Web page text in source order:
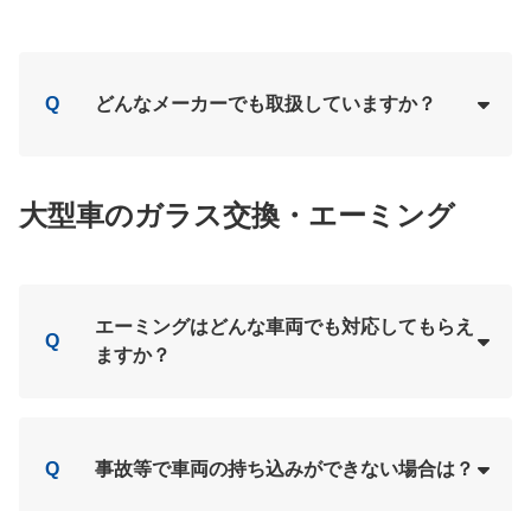
Q どんなメーカーでも取扱していますか？
A
大型車のガラス交換・エーミング
Q
エーミングはどんな車両でも対応してもらえ
ますか？
Q
事故等で車両の持ち込みができない場合は？